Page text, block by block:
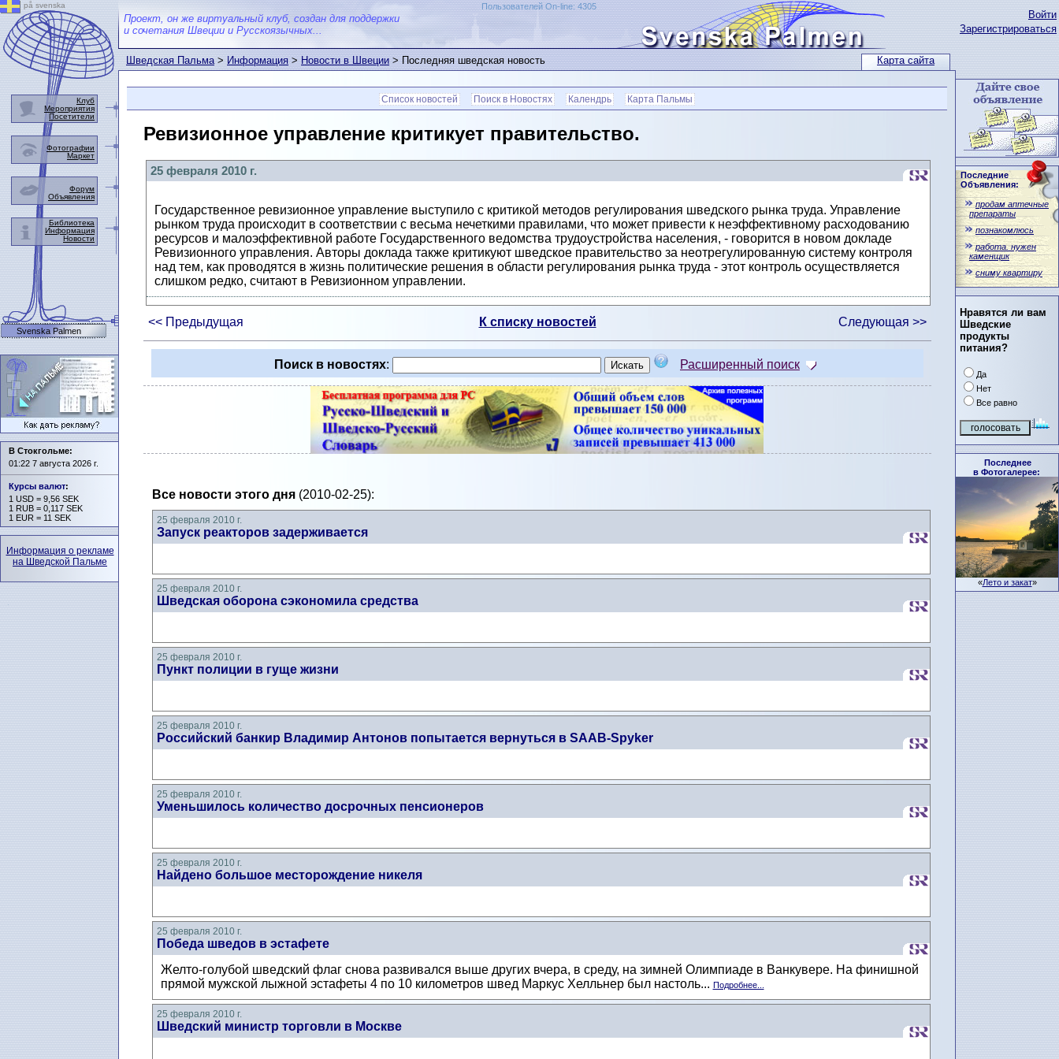
Карта сайта
Войти
Зарегистрироваться
Последние
Объявления:
продам аптечные
препараты
познакомлюсь
работа. нужен
каменщик
сниму квартиру
Нравятся ли вам
Шведские
продукты
питания?
Да
Нет
Все равно
Последнее
в Фотогалерее:
«Лето и закат»
Проект, он же виртуальный клуб, создан для поддержки
и сочетания Швеции и Русскоязычных...
Пользователей On-line: 4305
Шведская Пальма>Информация>Новости в Швеции> Последняя шведская новость
Список новостей Поиск в Новостях Календрь Карта Пальмы
Ревизионное управление критикует правительство.
25 февраля 2010 г.
Государственное ревизионное управление выступило с критикой методов регулирования шведского рынка труда. Управление
рынком труда происходит в соответствии с весьма нечеткими правилами, что может привести к неэффективному расходованию
ресурсов и малоэффективной работе Государственного ведомства трудоустройства населения, - говорится в новом докладе
Ревизионного управления. Авторы доклада также критикуют шведское правительство за неотрегулированную систему контроля
над тем, как проводятся в жизнь политические решения в области регулирования рынка труда - этот контроль осуществляется
слишком редко, считают в Ревизионном управлении.
<< Предыдущая К списку новостей Следующая >>
Поиск в новостях: Расширенный поиск
Все новости этого дня(2010-02-25):
25 февраля 2010 г.
Запуск реакторов задерживается
25 февраля 2010 г.
Шведская оборона сэкономила средства
25 февраля 2010 г.
Пункт полиции в гуще жизни
25 февраля 2010 г.
Российский банкир Владимир Антонов попытается вернуться в SAAB-Spyker
25 февраля 2010 г.
Уменьшилось количество досрочных пенсионеров
25 февраля 2010 г.
Найдено большое месторождение никеля
25 февраля 2010 г.
Победа шведов в эстафете
Желто-голубой шведский флаг снова развивался выше других вчера, в среду, на зимней Олимпиаде в Ванкувере. На финишной
прямой мужской лыжной эстафеты 4 по 10 километров швед Маркус Хелльнер был настоль... Подробнее...
25 февраля 2010 г.
Шведский министр торговли в Москве
på svenska
Клуб
Мероприятия
Посетители
Фотографии
Маркет
Форум
Объявления
Библиотека
Информация
Новости
Svenska Palmen
В Стокгольме:
01:22 7 августа 2026 г.
Курсы валют:
1 USD = 9,56 SEK
1 RUB = 0,117 SEK
1 EUR = 11 SEK
Информация о рекламе
на Шведской Пальме